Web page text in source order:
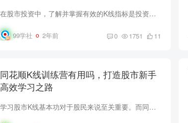
在股市投资中，了解并掌握有效的K线指标是投资者获取关键信息的关键。同花顺大单净量K线指标就是其中之一，本文将详细介绍该指标的公式、计算方法以及实际应用技巧。 同花顺大单净量K线指标公式...
99学社 2年前 0 1751 11
同花顺K线训练营有用吗，打造股市新手
高效学习之路
学习股市K线基本功对于股民来说至关重要。而同花顺的K线训练营为投资者提供了一个优秀的学习平台。本文将深入探讨K线训练的重要性，并详细介绍同花顺K线训练营的使用方法，以及其他辅助软件的推...